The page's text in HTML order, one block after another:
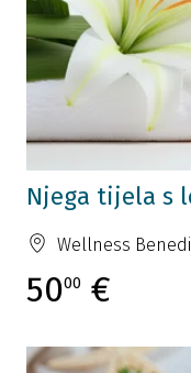
Njega tijela s
Wellness
5000 €